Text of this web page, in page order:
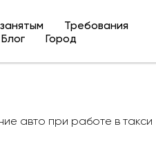
Требования
Блог Город
авто при работе в такси